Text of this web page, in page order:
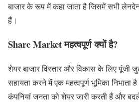
बाजार के रूप में कहा जाता है जिसमें सभी
हैं।
Share Market महत्वपूर्ण क्यों है?
शेयर बाजार विस्तार और विकास के लिए पूंजी
सहायता करने में एक महत्वपूर्ण भूमिका
कंपनियां जनता को शेयर जारी करती हैं और